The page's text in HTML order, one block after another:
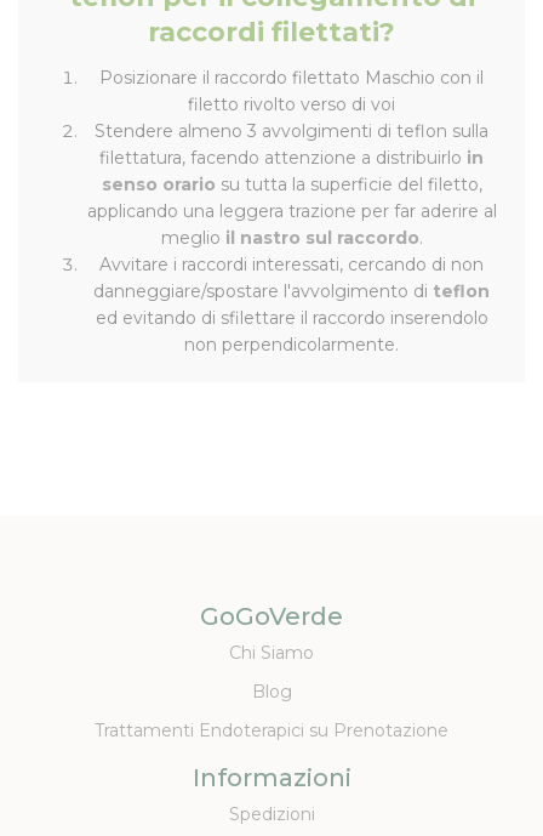
raccordi filettati?
Posizionare il raccordo filettato Maschio con il
filetto rivolto verso di voi
Stendere almeno 3 avvolgimenti di teflon sulla
filettatura, facendo attenzione a distribuirlo in
senso orario su tutta la superficie del filetto,
applicando una leggera trazione per far aderire al
meglio il nastro sul raccordo.
Avvitare i raccordi interessati, cercando di non
danneggiare/spostare l'avvolgimento di teflon
ed evitando di sfilettare il raccordo inserendolo
non perpendicolarmente.
GoGoVerde
Chi Siamo
Blog
Trattamenti Endoterapici su Prenotazione
Informazioni
Spedizioni